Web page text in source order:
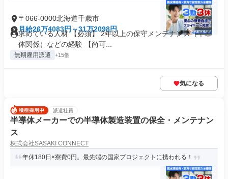
〒066-0000北海道千歳市
月給26万4083円～31万2098円
求めている人材 【必須】 2年以上の保守メンテナンス（半導
体関係）などの経験 【尚可...
無期雇用派遣 +15個
気になる
派遣社員
半導体メーカーでの半導体製造装置の保全・メンテナン
ス
株式会社SASAKI CONNECT
年休180日×寮費0円。最先端の国家プロジェクトに携われる！